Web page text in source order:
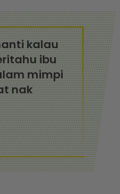
kalau
ibu
mimpi
nak